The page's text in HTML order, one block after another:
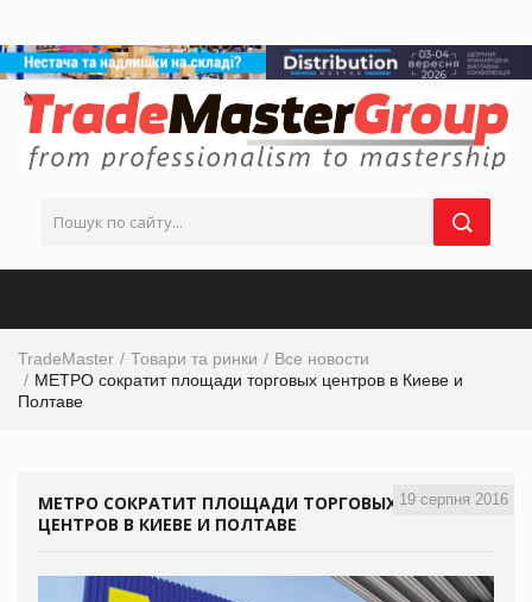
TradeMaster Товари та ринки
Все новости
МЕТРО сократит площади торговых центров в Киеве и
Полтаве
19 серпня 2016
МЕТРО СОКРАТИТ ПЛОЩАДИ ТОРГОВЫХ
ЦЕНТРОВ В КИЕВЕ И ПОЛТАВЕ